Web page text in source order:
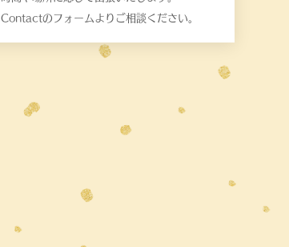
Contactのフォームよりご相談ください。